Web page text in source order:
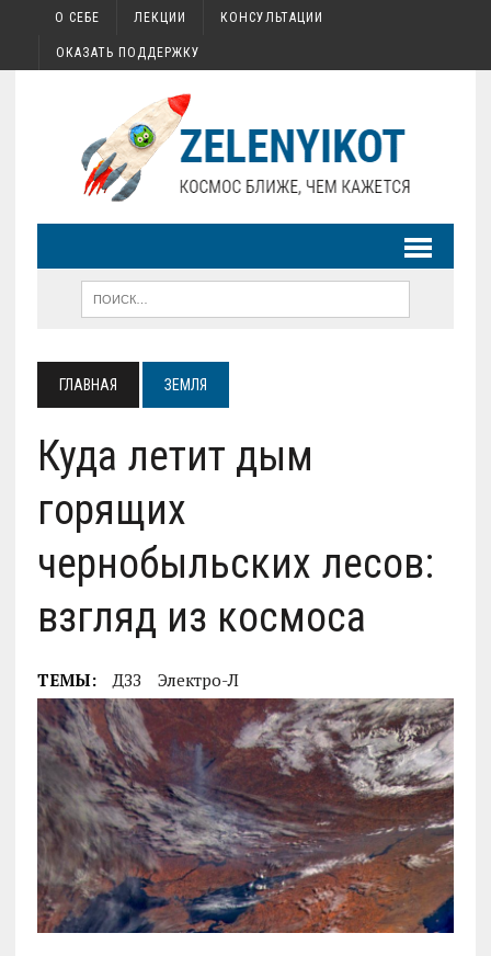
О СЕБЕ ЛЕКЦИИ КОНСУЛЬТАЦИИ
ОКАЗАТЬ ПОДДЕРЖКУ
ГЛАВНАЯ ЗЕМЛЯ
Куда летит дым
горящих
чернобыльских лесов:
взгляд из космоса
ТЕМЫ: ДЗЗ Электро-Л